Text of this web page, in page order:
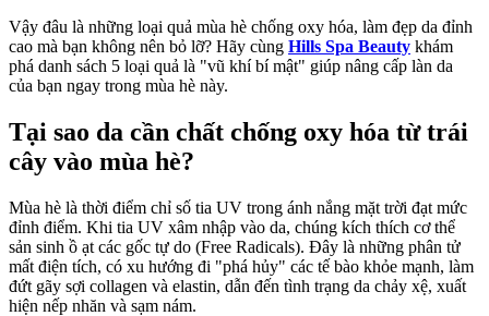
Vậy đâu là những loại quả mùa hè chống oxy hóa, làm đẹp da đỉnh
cao mà bạn không nên bỏ lỡ? Hãy cùng Hills Spa Beauty khám
phá danh sách 5 loại quả là "vũ khí bí mật" giúp nâng cấp làn da
của bạn ngay trong mùa hè này.
Tại sao da cần chất chống oxy hóa từ trái
cây vào mùa hè?
Mùa hè là thời điểm chỉ số tia UV trong ánh nắng mặt trời đạt mức
đỉnh điểm. Khi tia UV xâm nhập vào da, chúng kích thích cơ thể
sản sinh ồ ạt các gốc tự do (Free Radicals). Đây là những phân tử
mất điện tích, có xu hướng đi "phá hủy" các tế bào khỏe mạnh, làm
đứt gãy sợi collagen và elastin, dẫn đến tình trạng da chảy xệ, xuất
hiện nếp nhăn và sạm nám.